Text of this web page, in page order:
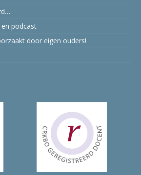
en podcast
door eigen ouders!